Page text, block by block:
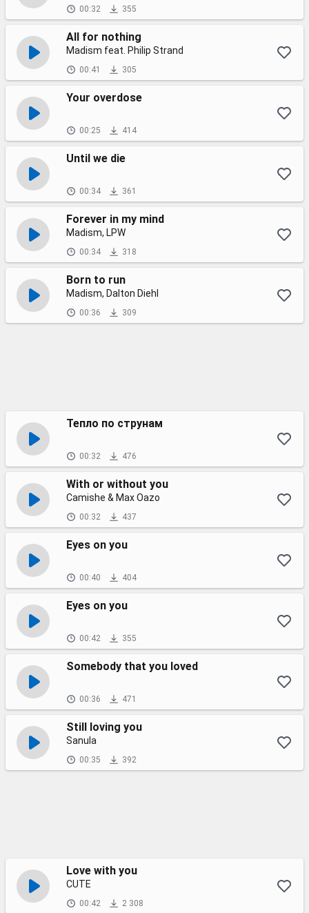
00:32 355
All for nothing
Madism feat. Philip Strand
00:41 305
Your overdose
00:25 414
Until we die
00:34 361
Forever in my mind
Madism, LPW
00:34 318
Born to run
Madism, Dalton Diehl
00:36 309
Тепло по струнам
00:32 476
With or without you
Camishe & Max Oazo
00:32 437
Eyes on you
00:40 404
Eyes on you
00:42 355
Somebody that you loved
00:36 471
Still loving you
Sanula
00:35 392
Love with you
CUTE
00:42 2 308